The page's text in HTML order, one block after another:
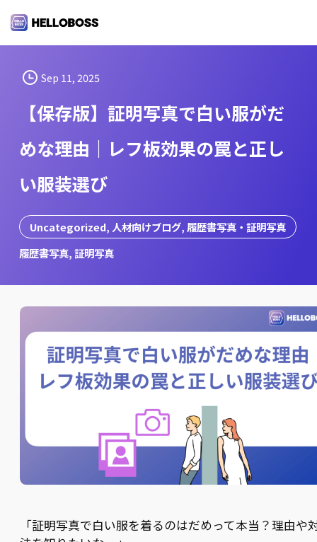
i
Sep 11, 2025
【保存版】証明写真で白い服がだ
めな理由｜レフ板効果の罠と正し
い服装選び
Uncategorized, 人材向けブログ, 履歴書写真・証明写真
履歴書写真, 証明写真
「証明写真で白い服を着るのはだめって本当？理由や